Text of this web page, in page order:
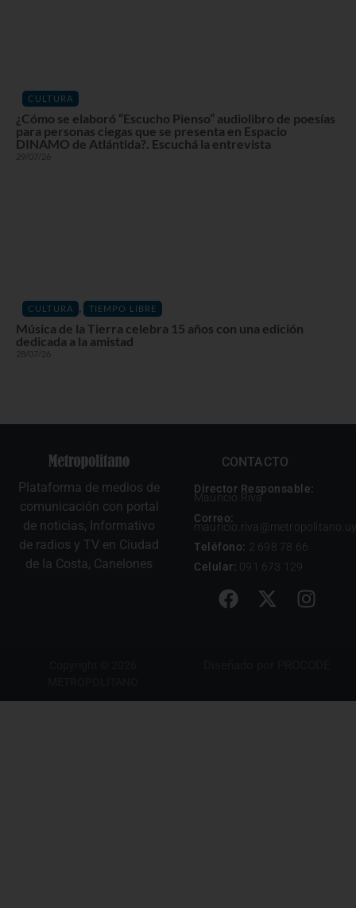
CULTURA
¿Cómo se elaboró “Escucho Pienso” audiolibro de poesías
para personas ciegas que se presenta en Espacio
DINAMO de Atlántida?. Escuchá la entrevista
29/07/26
CULTURA , TIEMPO LIBRE
Música de la Tierra celebra 15 años con una edición
dedicada a la amistad
28/07/26
Plataforma de medios de
comunicación con portal
de noticias, Informativo
de radios y TV en Ciudad
de la Costa, Canelones
CONTACTO
Director Responsable:
Mauricio Riva
Correo:
mauricio.riva@metropolitano.uy
Teléfono: 2 698 78 66
Celular: 091 673 129